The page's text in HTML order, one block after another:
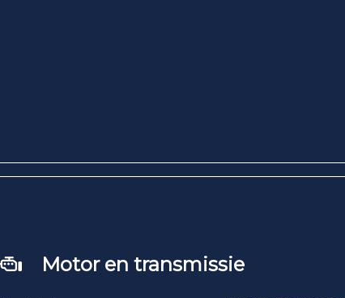
Motor en transmissie